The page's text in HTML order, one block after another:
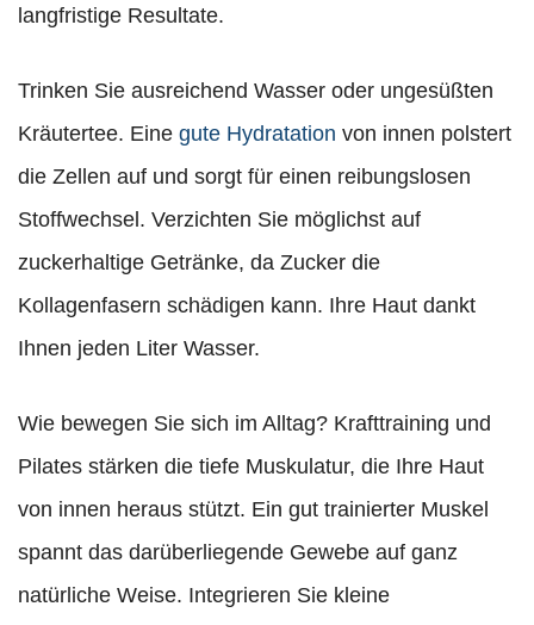
langfristige Resultate.
Trinken Sie ausreichend Wasser oder ungesüßten
Kräutertee. Eine gute Hydratation von innen polstert
die Zellen auf und sorgt für einen reibungslosen
Stoffwechsel. Verzichten Sie möglichst auf
zuckerhaltige Getränke, da Zucker die
Kollagenfasern schädigen kann. Ihre Haut dankt
Ihnen jeden Liter Wasser.
Wie bewegen Sie sich im Alltag? Krafttraining und
Pilates stärken die tiefe Muskulatur, die Ihre Haut
von innen heraus stützt. Ein gut trainierter Muskel
spannt das darüberliegende Gewebe auf ganz
natürliche Weise. Integrieren Sie kleine